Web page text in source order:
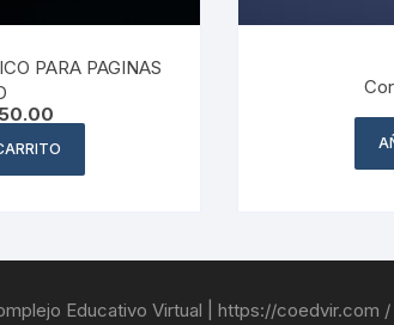
PARA PAGINAS
El
precio
actual
Educativo Virtual | https://coedvir.com /